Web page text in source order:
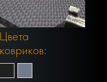
Цвета
ковриков: